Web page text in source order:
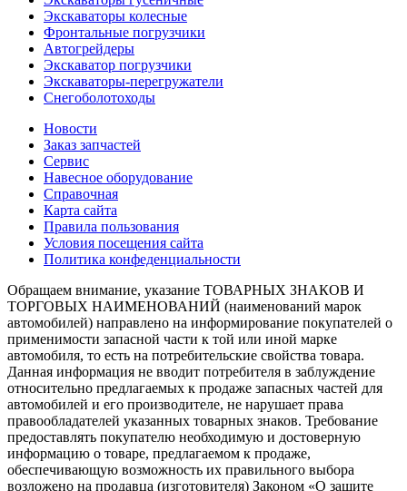
Экскаваторы колесные
Фронтальные погрузчики
Автогрейдеры
Экскаватор погрузчики
Экскаваторы-перегружатели
Снегоболотоходы
Новости
Заказ запчастей
Сервис
Навесное оборудование
Справочная
Карта сайта
Правила пользования
Условия посещения сайта
Политика конфеденциальности
Обращаем внимание, указание ТОВАРНЫХ ЗНАКОВ И
ТОРГОВЫХ НАИМЕНОВАНИЙ (наименований марок
автомобилей) направлено на информирование покупателей о
применимости запасной части к той или иной марке
автомобиля, то есть на потребительские свойства товара.
Данная информация не вводит потребителя в заблуждение
относительно предлагаемых к продаже запасных частей для
автомобилей и его производителе, не нарушает права
правообладателей указанных товарных знаков. Требование
предоставлять покупателю необходимую и достоверную
информацию о товаре, предлагаемом к продаже,
обеспечивающую возможность их правильного выбора
возложено на продавца (изготовителя) Законом «О защите